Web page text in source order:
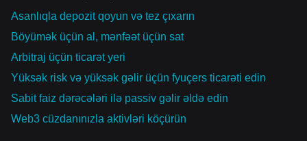
Asanlıqla depozit qoyun və tez çıxarın
Böyümək üçün al, mənfəət üçün sat
Arbitraj üçün ticarət yeri
Yüksək risk və yüksək gəlir üçün fyuçers ticarəti edin
Sabit faiz dərəcələri ilə passiv gəlir əldə edin
Web3 cüzdanınızla aktivləri köçürün